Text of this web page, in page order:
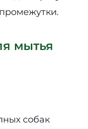
мытья
собак